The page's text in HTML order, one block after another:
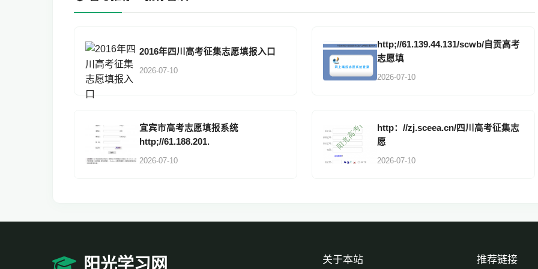
2016年四川高考征集志愿填报入口
2026-07-10
http;//61.139.44.131/scwb/自贡高考
志愿填
2026-07-10
宜宾市高考志愿填报系统
http;//61.188.201.
2026-07-10
http：//zj.sceea.cn/四川高考征集志
愿
2026-07-10
阳光学习网 关于本站 推荐链接